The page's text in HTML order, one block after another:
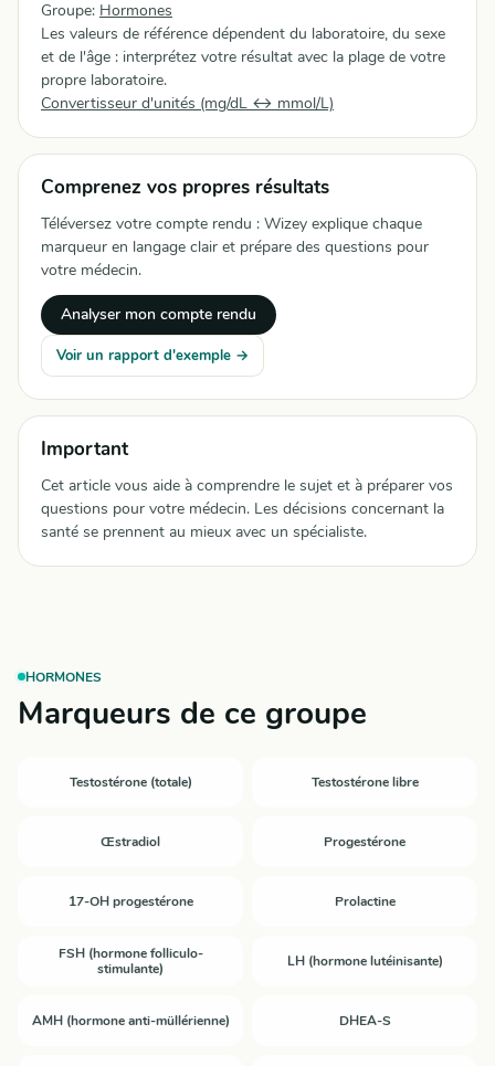
Groupe: Hormones
Les valeurs de référence dépendent du laboratoire, du sexe
et de l'âge : interprétez votre résultat avec la plage de votre
propre laboratoire.
Convertisseur d'unités (mg/dL ↔ mmol/L)
Comprenez vos propres résultats
Téléversez votre compte rendu : Wizey explique chaque
marqueur en langage clair et prépare des questions pour
votre médecin.
Analyser mon compte rendu
Voir un rapport d'exemple →
Important
Cet article vous aide à comprendre le sujet et à préparer vos
questions pour votre médecin. Les décisions concernant la
santé se prennent au mieux avec un spécialiste.
HORMONES
Marqueurs de ce groupe
Testostérone (totale) Testostérone libre
Œstradiol Progestérone
17-OH progestérone Prolactine
FSH (hormone folliculo-
stimulante)
LH (hormone lutéinisante)
AMH (hormone anti-müllérienne) DHEA-S